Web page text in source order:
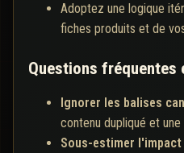
Adoptez une logique
fiches produits et de
Questions fréquentes
Ignorer les balises
contenu dupliqué et
Sous-estimer